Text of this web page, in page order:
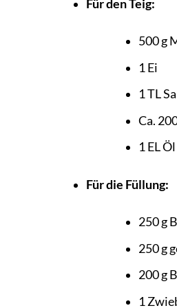
Für den Teig:
500 g
1 Ei
1 TL
Ca.
1 EL Öl
Für die Füllung:
250 g
250 g
200 g
1